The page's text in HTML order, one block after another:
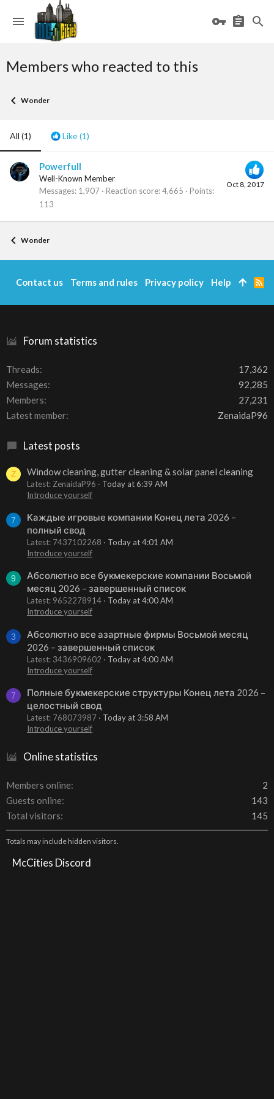
Members who reacted to this
Wonder
All (1) Like(1)
Oct 8, 2017
Powerfull
Well-Known Member
Messages 1,907 Reaction score 4,665
Points
113
Wonder
Forum statistics
Threads
17,362
Messages
92,285
Members
27,231
Latest member
ZenaidaP96
Latest posts
Z Window cleaning, gutter cleaning & solar panel cleaning
Latest: ZenaidaP96
Today at 6:39 AM
Introduce yourself
7
Каждые игровые компании Конец лета 2026 –
полный свод
Latest: 7437102268
Today at 4:01 AM
Introduce yourself
9
Абсолютно все букмекерские компании Восьмой
месяц 2026 – завершенный список
Latest: 9652278914
Today at 4:00 AM
Introduce yourself
3
Абсолютно все азартные фирмы Восьмой месяц
2026 – завершенный список
Latest: 3436909602
Today at 4:00 AM
Introduce yourself
7
Полные букмекерские структуры Конец лета 2026 –
целостный свод
Latest: 768073987
Today at 3:58 AM
Introduce yourself
Online statistics
Members online
2
Guests online
143
Total visitors
145
Totals may include hidden visitors.
McCities Discord
Contact us Terms and rules Privacy policy Help
R
S